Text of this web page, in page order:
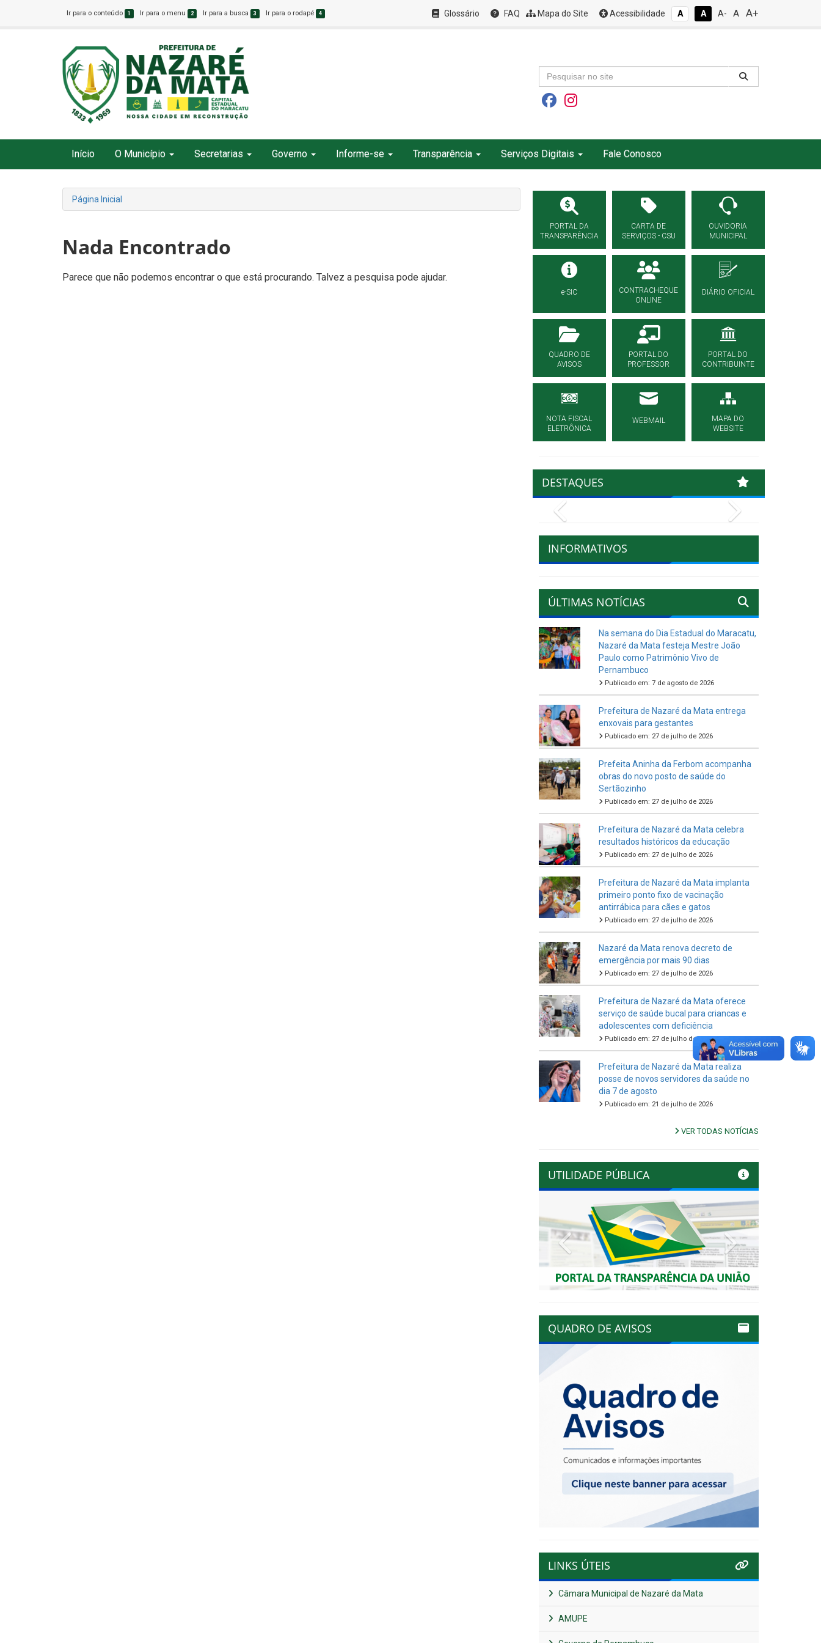
Ir para o conteúdo 1 Ir para o menu 2 Ir para a busca 3 Ir para o rodapé 4 Glossário FAQ Mapa do Site Acessibilidade A A A- A A+
Início O Município Secretarias Governo Informe-se Transparência Serviços Digitais Fale Conosco
Página Inicial
Nada Encontrado
Parece que não podemos encontrar o que está procurando. Talvez a pesquisa pode ajudar.
PORTAL DA
TRANSPARÊNCIA
CARTA DE
SERVIÇOS - CSU
OUVIDORIA
MUNICIPAL
e-SIC
CONTRACHEQUE
ONLINE
DIÁRIO OFICIAL
QUADRO DE
AVISOS
PORTAL DO
PROFESSOR
PORTAL DO
CONTRIBUINTE
NOTA FISCAL
ELETRÔNICA
WEBMAIL
MAPA DO
WEBSITE
DESTAQUES
INFORMATIVOS
ÚLTIMAS NOTÍCIAS
Na semana do Dia Estadual do Maracatu,
Nazaré da Mata festeja Mestre João
Paulo como Patrimônio Vivo de
Pernambuco
Publicado em: 7 de agosto de 2026
Prefeitura de Nazaré da Mata entrega
enxovais para gestantes
Publicado em: 27 de julho de 2026
Prefeita Aninha da Ferbom acompanha
obras do novo posto de saúde do
Sertãozinho
Publicado em: 27 de julho de 2026
Prefeitura de Nazaré da Mata celebra
resultados históricos da educação
Publicado em: 27 de julho de 2026
Prefeitura de Nazaré da Mata implanta
primeiro ponto fixo de vacinação
antirrábica para cães e gatos
Publicado em: 27 de julho de 2026
Nazaré da Mata renova decreto de
emergência por mais 90 dias
Publicado em: 27 de julho de 2026
Prefeitura de Nazaré da Mata oferece
serviço de saúde bucal para criancas e
adolescentes com deficiência
Publicado em: 27 de julho de 2026
Prefeitura de Nazaré da Mata realiza
posse de novos servidores da saúde no
dia 7 de agosto
Publicado em: 21 de julho de 2026
VER TODAS NOTÍCIAS
UTILIDADE PÚBLICA
Previous Next
QUADRO DE AVISOS
LINKS ÚTEIS
Câmara Municipal de Nazaré da Mata
AMUPE